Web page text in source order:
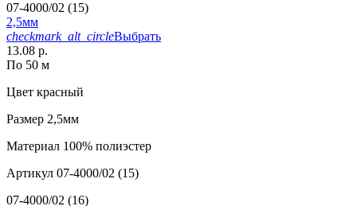
07-4000/02 (15)
2,5мм
checkmark_alt_circleВыбрать
13.08 р.
По 50 м
Цвет красный
Размер 2,5мм
Материал 100% полиэстер
Артикул 07-4000/02 (15)
07-4000/02 (16)